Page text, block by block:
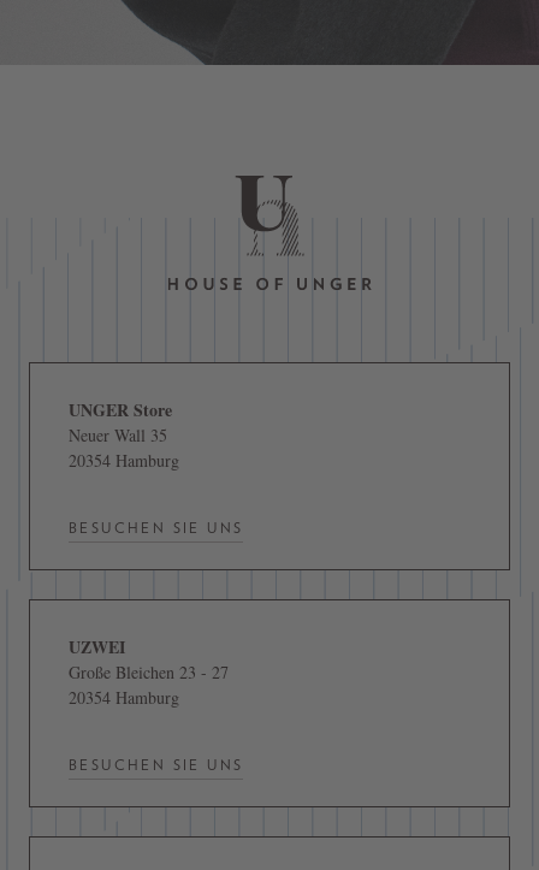
UNGER Store
Neuer Wall 35
20354 Hamburg
BESUCHEN SIE UNS
UZWEI
Große Bleichen 23 - 27
20354 Hamburg
BESUCHEN SIE UNS